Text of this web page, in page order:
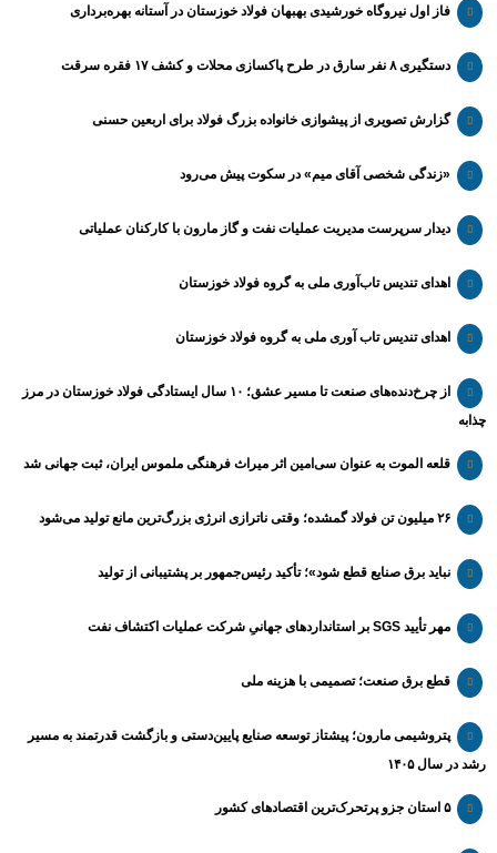
فاز اول نیروگاه خورشیدی بهبهان فولاد خوزستان در آستانه بهره‌برداری
دستگیری ۸ نفر سارق در طرح پاکسازی محلات و کشف ۱۷ فقره سرقت
گزارش تصویری از پیشوازی خانواده بزرگ فولاد برای اربعین حسنی
«زندگی شخصی آقای میم» در سکوت پیش می‌رود
دیدار سرپرست مدیریت عملیات نفت و گاز مارون با کارکنان عملیاتی
اهدای تندیس تاب‌آوری ملی به گروه فولاد خوزستان
اهدای تندیس تاب آوری ملی به گروه فولاد خوزستان
از چرخ‌دنده‌های صنعت تا مسیر عشق؛ ۱۰ سال ایستادگی فولاد خوزستان در مرز
چذابه
قلعه الموت به عنوان سی‌امین اثر میراث‌ فرهنگی ملموس ایران، ثبت جهانی شد
۲۶ میلیون تن فولاد گمشده؛ وقتی ناترازی انرژی بزرگ‌ترین مانع تولید می‌شود
نباید برق صنایع قطع شود»؛ تأکید رئیس‌جمهور بر پشتیبانی از تولید
مهر تأیید SGS بر استانداردهای جهانیِ شرکت عملیات اکتشاف نفت
قطع برق صنعت؛ تصمیمی با هزینه ملی
پتروشیمی مارون؛ پیشتاز توسعه صنایع پایین‌دستی و بازگشت قدرتمند به مسیر
رشد در سال ۱۴۰۵
۵ استان جزو پرتحرک‌ترین اقتصاد‌های کشور